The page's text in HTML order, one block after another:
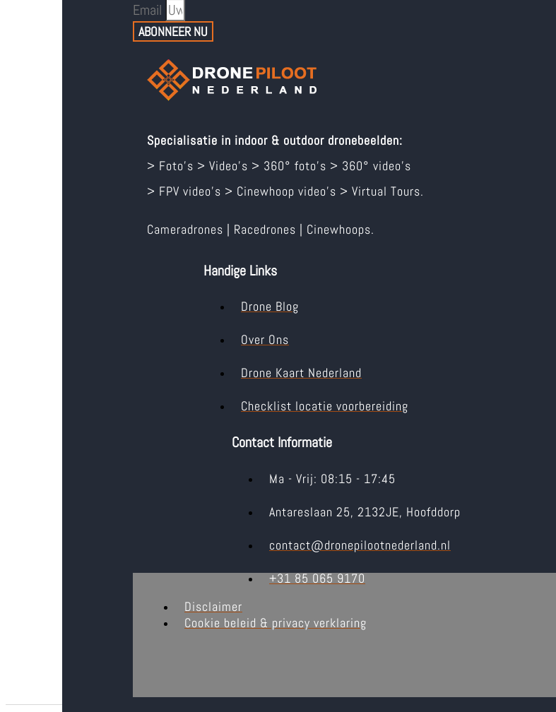
Email
ABONNEER NU
Specialisatie in indoor & outdoor dronebeelden:
> Foto’s > Video’s > 360° foto’s > 360° video’s
> FPV video’s > Cinewhoop video’s > Virtual Tours.
Cameradrones | Racedrones | Cinewhoops.
Handige Links
Drone Blog
Over Ons
Drone Kaart Nederland
Checklist locatie voorbereiding
Contact Informatie
Ma - Vrij: 08:15 - 17:45
Antareslaan 25, 2132JE, Hoofddorp
contact@dronepilootnederland.nl
+31 85 065 9170
Disclaimer
Cookie beleid & privacy verklaring